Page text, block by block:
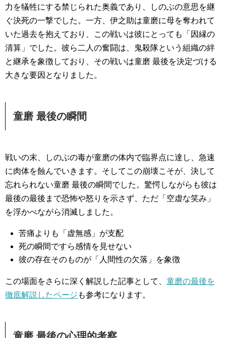
力を犠牲にする禁じられた奥義であり、しのぶの意思を継
ぐ決死の一撃でした。一方、伊之助は童磨に母を奪われて
いた過去を抱えており、この戦いは彼にとっても「因縁の
清算」でした。彼ら二人の奮闘は、鬼殺隊という組織の絆
と継承を象徴しており、その戦いは童磨 最後を決定づける
大きな要因となりました。
童磨 最後の瞬間
戦いの末、しのぶの毒が童磨の体内で臨界点に達し、急速
に肉体を蝕んでいきます。そしてこの崩壊こそが、決して
忘れられない童磨 最後の瞬間でした。驚愕しながらも彼は
最後の最後まで恐怖や怒りを示さず、ただ「空虚な笑み」
を浮かべながら消滅しました。
苦痛よりも「虚無感」が支配
死の瞬間ですら感情を見せない
彼の存在そのものが「人間性の欠落」を象徴
この場面をさらに深く解説した記事として、 童磨の最後を
徹底解説したページ も参考になります。